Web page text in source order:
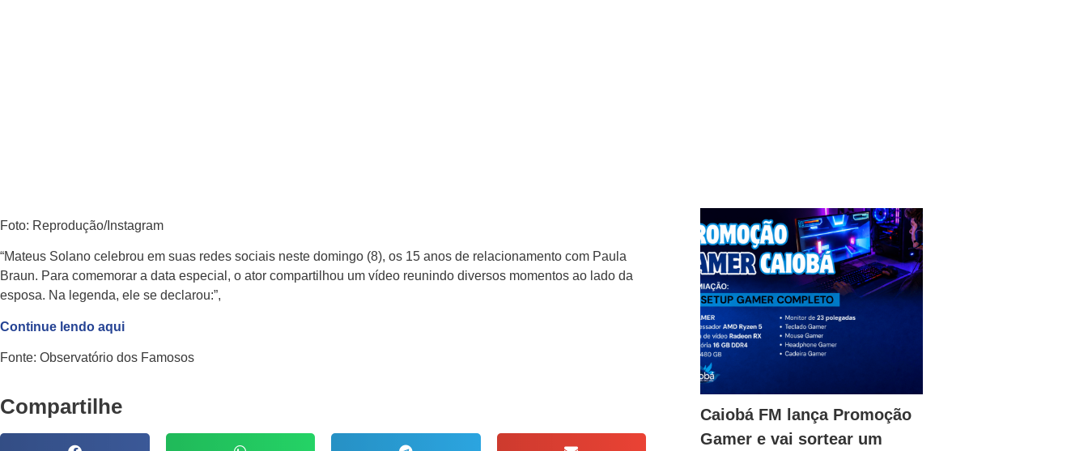
Foto: Reprodução/Instagram
“Mateus Solano celebrou em suas redes sociais neste domingo (8), os 15 anos de relacionamento com Paula
Braun. Para comemorar a data especial, o ator compartilhou um vídeo reunindo diversos momentos ao lado da
esposa. Na legenda, ele se declarou:”,
Continue lendo aqui
Fonte: Observatório dos Famosos
Compartilhe
Caiobá FM lança Promoção
Gamer e vai sortear um